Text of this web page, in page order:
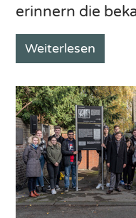
erinnern die
Weiterlesen